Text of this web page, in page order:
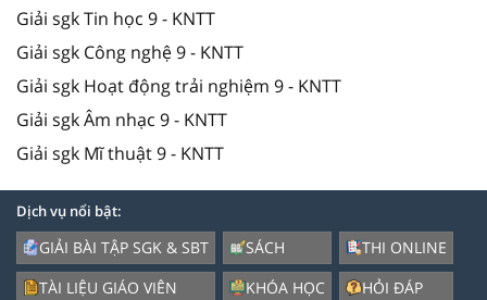
Giải sgk Tin học 9 - KNTT
Giải sgk Công nghệ 9 - KNTT
Giải sgk Hoạt động trải nghiệm 9 - KNTT
Giải sgk Âm nhạc 9 - KNTT
Giải sgk Mĩ thuật 9 - KNTT
Dịch vụ nổi bật:
GIẢI BÀI TẬP SGK & SBT
TÀI LIỆU GIÁO VIÊN
SÁCH
KHÓA HỌC
THI ONLINE
HỎI ĐÁP